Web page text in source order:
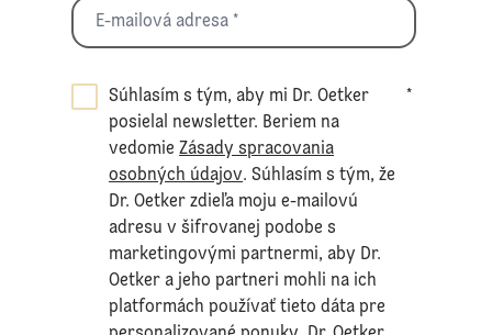
Súhlasím s tým, aby mi Dr. Oetker
posielal newsletter. Beriem na
vedomieZásady spracovania
osobných údajov. Súhlasím s tým, že
Dr. Oetker zdieľa moju e-mailovú
adresu v šifrovanej podobe s
marketingovými partnermi, aby Dr.
Oetker a jeho partneri mohli na ich
platformách používať tieto dáta pre
*